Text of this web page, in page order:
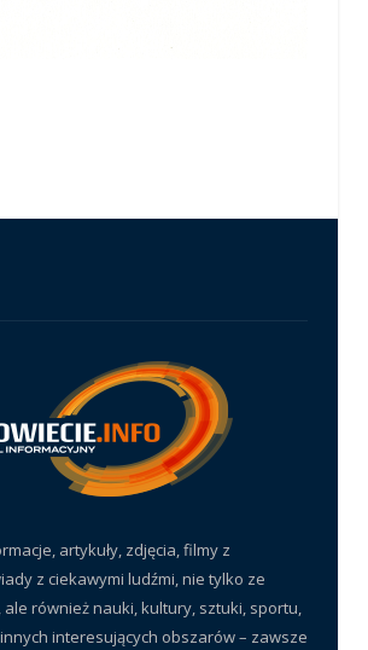
artykuły, zdjęcia, filmy z
z ciekawymi ludźmi, nie tylko ze
również nauki, kultury, sztuki, sportu,
interesujących obszarów – zawsze